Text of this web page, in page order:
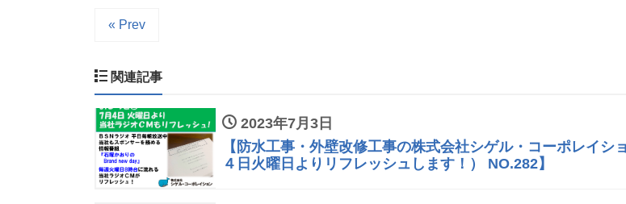
« Prev
関連記事
2023年7月3日
【防水工事・外壁改修工事の株式会社シゲル・コーポレイ
４日火曜日よりリフレッシュします！） NO.282】